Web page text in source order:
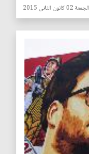
الجمعة 02 كانون الثاني 2015